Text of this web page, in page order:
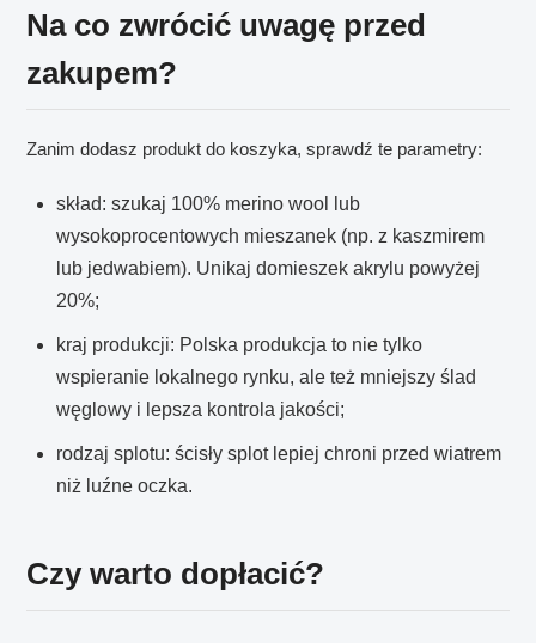
Na co zwrócić uwagę przed
zakupem?
Zanim dodasz produkt do koszyka, sprawdź te parametry:
skład: szukaj 100% merino wool lub
wysokoprocentowych mieszanek (np. z kaszmirem
lub jedwabiem). Unikaj domieszek akrylu powyżej
20%;
kraj produkcji: Polska produkcja to nie tylko
wspieranie lokalnego rynku, ale też mniejszy ślad
węglowy i lepsza kontrola jakości;
rodzaj splotu: ścisły splot lepiej chroni przed wiatrem
niż luźne oczka.
Czy warto dopłacić?